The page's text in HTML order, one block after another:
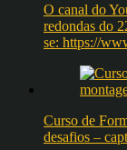
O canal do
redondas do
se: https://
Curso de
desafios –